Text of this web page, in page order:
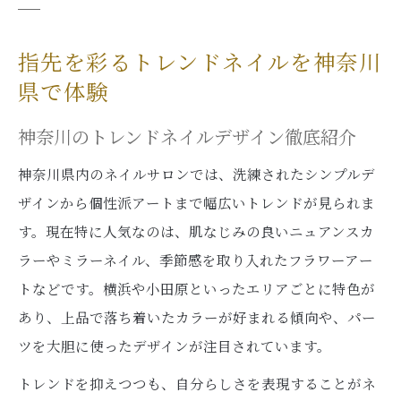
指先を彩るトレンドネイルを神奈川
県で体験
神奈川のトレンドネイルデザイン徹底紹介
神奈川県内のネイルサロンでは、洗練されたシンプルデ
ザインから個性派アートまで幅広いトレンドが見られま
す。現在特に人気なのは、肌なじみの良いニュアンスカ
ラーやミラーネイル、季節感を取り入れたフラワーアー
トなどです。横浜や小田原といったエリアごとに特色が
あり、上品で落ち着いたカラーが好まれる傾向や、パー
ツを大胆に使ったデザインが注目されています。
トレンドを抑えつつも、自分らしさを表現することがネ